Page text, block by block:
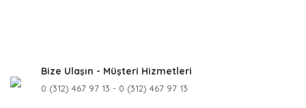
Bize Ulaşın - Müşteri Hizmetleri
0 (312) 467 97 13 - 0 (312) 467 97 13